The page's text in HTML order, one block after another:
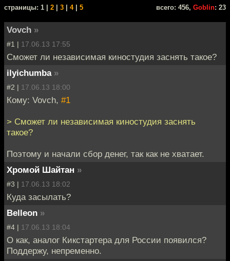
cтраницы: 1 | 2 3 4| 5 всего: 456, Goblin: 23
Vovch »
#1 | 17.06.13 17:55
Сможет ли независимая киностудия заснять такое?
ilyichumba »
#2 | 17.06.13 18:00
Кому: Vovch, #1
> Сможет ли независимая киностудия заснять
такое?
Поэтому и начали сбор денег, так как не хватает.
Хромой Шайтан »
#3 | 17.06.13 18:02
Куда засылать?
Belleon »
#4 | 17.06.13 18:04
О как, аналог Кикстартера для России появился?
Поддержу, непременно.